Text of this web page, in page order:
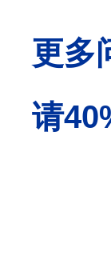
更多
请